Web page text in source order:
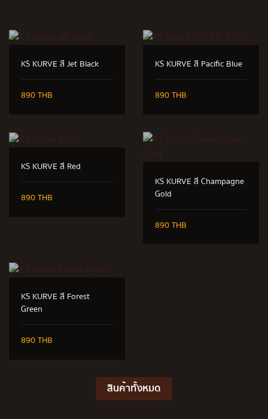
KS KURVE สี Jet Black
890 THB
KS KURVE สี Pacific Blue
890 THB
KS KURVE สี Red
890 THB
KS KURVE สี Champagne
Gold
890 THB
KS KURVE สี Forest
Green
890 THB
สินค้าทั้งหมด